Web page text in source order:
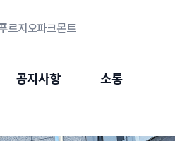
르지오파크몬트
공지사항 소통